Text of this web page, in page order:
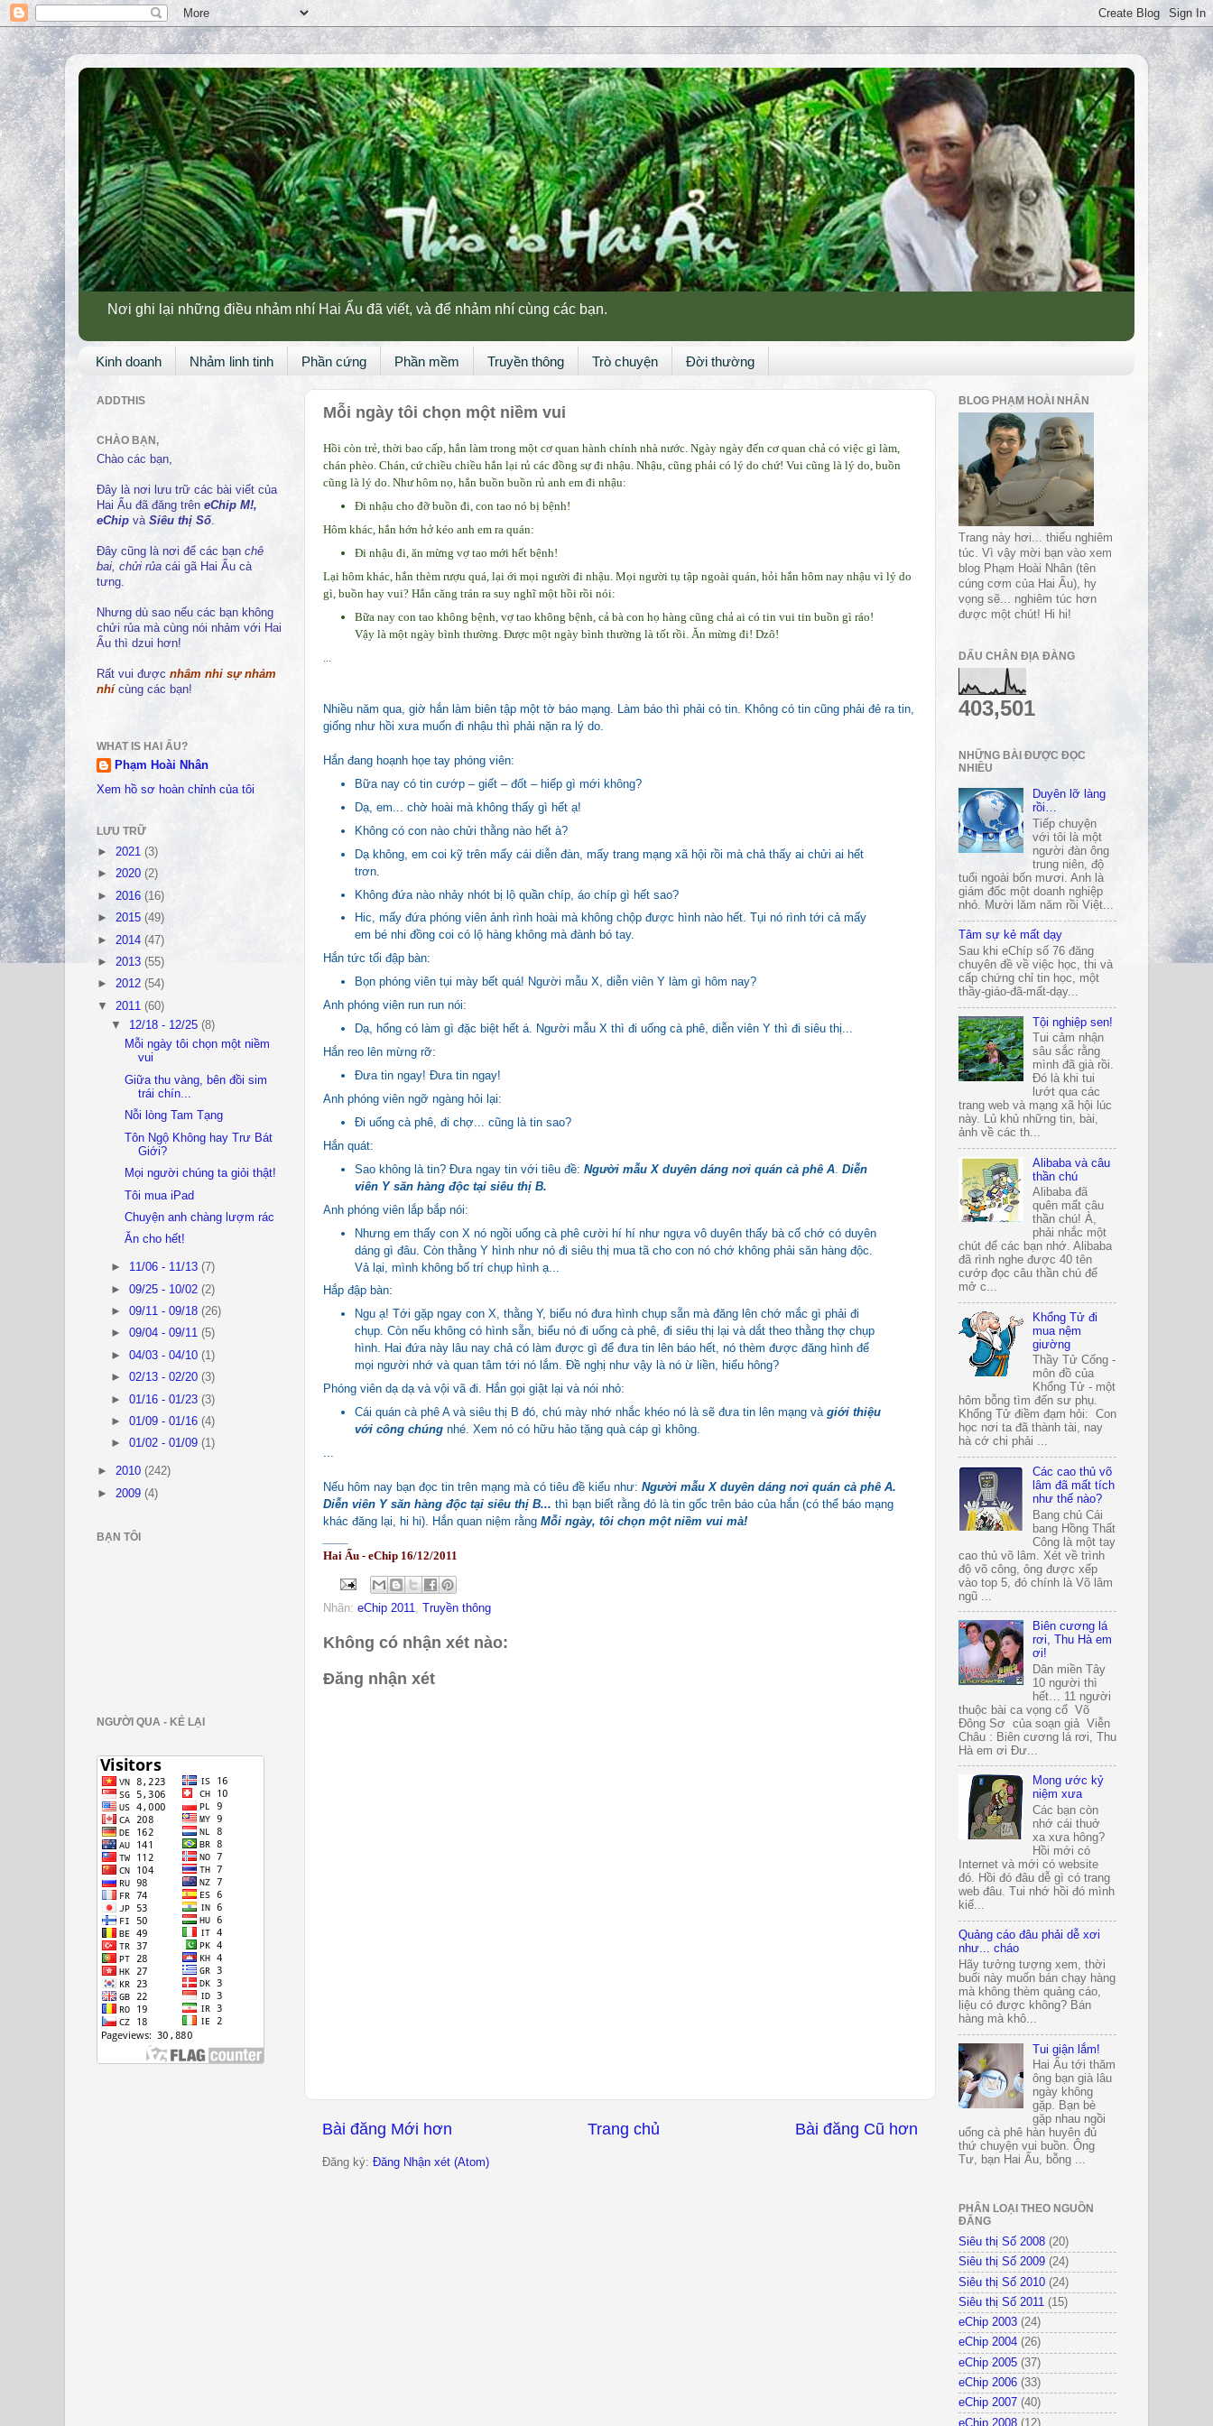
Nơi ghi lại những điều nhảm nhí Hai Ẩu đã viết, và để nhảm nhí cùng các bạn.
Kinh doanh Nhảm linh tinh Phần cứng Phần mềm Truyền thông Trò chuyện Đời thường
Mỗi ngày tôi chọn một niềm vui
Hồi còn trẻ, thời bao cấp, hắn làm trong một cơ quan hành chính nhà nước. Ngày ngày đến cơ quan chả có việc gì làm,
chán phèo. Chán, cứ chiều chiều hắn lại rủ các đồng sự đi nhậu. Nhậu, cũng phải có lý do chứ! Vui cũng là lý do, buồn
cũng là lý do. Như hôm nọ, hắn buồn buồn rủ anh em đi nhậu:
Đi nhậu cho đỡ buồn đi, con tao nó bị bệnh!
Hôm khác, hắn hớn hở kéo anh em ra quán:
Đi nhậu đi, ăn mừng vợ tao mới hết bệnh!
Lại hôm khác, hắn thèm rượu quá, lại ới mọi người đi nhậu. Mọi người tụ tập ngoài quán, hỏi hắn hôm nay nhậu vì lý do
gì, buồn hay vui? Hắn căng trán ra suy nghĩ một hồi rồi nói:
Bữa nay con tao không bệnh, vợ tao không bệnh, cả bà con họ hàng cũng chả ai có tin vui tin buồn gì ráo!
Vậy là một ngày bình thường. Được một ngày bình thường là tốt rồi. Ăn mừng đi! Dzô!
Nhiều năm qua, giờ hắn làm biên tập một tờ báo mạng. Làm báo thì phải có tin. Không có tin cũng phải đẻ ra tin,
giống như hồi xưa muốn đi nhậu thì phải nặn ra lý do.
Hắn đang hoạnh họe tay phóng viên:
Bữa nay có tin cướp – giết – đốt – hiếp gì mới không?
Dạ, em... chờ hoài mà không thấy gì hết ạ!
Không có con nào chửi thằng nào hết à?
Dạ không, em coi kỹ trên mấy cái diễn đàn, mấy trang mạng xã hội rồi mà chả thấy ai chửi ai hết
trơn.
Không đứa nào nhảy nhót bị lộ quần chíp, áo chíp gì hết sao?
Hic, mấy đứa phóng viên ảnh rình hoài mà không chộp được hình nào hết. Tụi nó rình tới cả mấy
em bé nhi đồng coi có lộ hàng không mà đành bó tay.
Hắn tức tối đập bàn:
Bọn phóng viên tụi mày bết quá! Người mẫu X, diễn viên Y làm gì hôm nay?
Anh phóng viên run run nói:
Dạ, hổng có làm gì đặc biệt hết á. Người mẫu X thì đi uống cà phê, diễn viên Y thì đi siêu thị...
Hắn reo lên mừng rỡ:
Đưa tin ngay! Đưa tin ngay!
Anh phóng viên ngỡ ngàng hỏi lại:
Đi uống cà phê, đi chợ... cũng là tin sao?
Hắn quát:
Sao không là tin? Đưa ngay tin với tiêu đề: Người mẫu X duyên dáng nơi quán cà phê A. Diễn
viên Y săn hàng độc tại siêu thị B.
Anh phóng viên lắp bắp nói:
Nhưng em thấy con X nó ngồi uống cà phê cười hí hí như ngựa vô duyên thấy bà cố chớ có duyên
dáng gì đâu. Còn thằng Y hình như nó đi siêu thị mua tã cho con nó chớ không phải săn hàng độc.
Vả lại, mình không bố trí chụp hình ạ...
Hắp đập bàn:
Ngu ạ! Tới gặp ngay con X, thằng Y, biểu nó đưa hình chụp sẵn mà đăng lên chớ mắc gì phải đi
chụp. Còn nếu không có hình sẵn, biểu nó đi uống cà phê, đi siêu thị lại và dắt theo thằng thợ chụp
hình. Hai đứa này lâu nay chả có làm được gì để đưa tin lên báo hết, nó thèm được đăng hình để
mọi người nhớ và quan tâm tới nó lắm. Đề nghị như vậy là nó ừ liền, hiểu hông?
Phóng viên dạ dạ và vội vã đi. Hắn gọi giật lại và nói nhỏ:
Cái quán cà phê A và siêu thị B đó, chú mày nhớ nhắc khéo nó là sẽ đưa tin lên mạng và giới thiệu
với công chúngnhé. Xem nó có hữu hảo tặng quà cáp gì không.
...
Nếu hôm nay bạn đọc tin trên mạng mà có tiêu đề kiểu như: Người mẫu X duyên dáng nơi quán cà phê A.
Diễn viên Y săn hàng độc tại siêu thị B... thì bạn biết rằng đó là tin gốc trên báo của hắn (có thể báo mạng
khác đăng lại, hi hi). Hắn quan niệm rằng Mỗi ngày, tôi chọn một niềm vui mà!
Hai Ẩu - eChip 16/12/2011
Nhãn: eChip 2011 Truyền thông
Không có nhận xét nào:
Đăng nhận xét
Bài đăng Mới hơn Bài đăng Cũ hơn
Trang chủ
Đăng ký: Đăng Nhận xét (Atom)
ADDTHIS
CHÀO BẠN,
Chào các bạn,
Đây là nơi lưu trữ các bài viết của
Hai Ẩu đã đăng trên eChip M!,
eChip và Siêu thị Số.
Đây cũng là nơi để các bạn chê
bai, chửi rủa cái gã Hai Ẩu cà
tưng.
Nhưng dù sao nếu các bạn không
chửi rủa mà cùng nói nhảm với Hai
Ẩu thì dzui hơn!
Rất vui được nhâm nhi sự nhảm
nhí cùng các bạn!
WHAT IS HAI ẨU?
Phạm Hoài Nhân
Xem hồ sơ hoàn chỉnh của tôi
LƯU TRỮ
► 2021 (3)
► 2020 (2)
► 2016 (16)
► 2015 (49)
► 2014 (47)
► 2013 (55)
► 2012 (54)
▼ 2011 (60)
▼ 12/18 - 12/25(8)
Mỗi ngày tôi chọn một niềm
vui
Giữa thu vàng, bên đồi sim
trái chín...
Nỗi lòng Tam Tạng
Tôn Ngộ Không hay Trư Bát
Giới?
Mọi người chúng ta giỏi thật!
Tôi mua iPad
Chuyện anh chàng lượm rác
Ăn cho hết!
► 11/06 - 11/13(7)
►09/25 - 10/02(2)
►09/11 - 09/18(26)
►09/04 - 09/11(5)
►04/03 - 04/10(1)
►02/13 - 02/20(3)
►01/16 - 01/23(3)
►01/09 - 01/16(4)
►01/02 - 01/09(1)
► 2010 (242)
► 2009 (4)
BẠN TÔI
NGƯỜI QUA - KẺ LẠI
BLOG PHẠM HOÀI NHÂN
Trang này hơi... thiếu nghiêm
túc. Vì vậy mời bạn vào xem
blog Phạm Hoài Nhân (tên
cúng cơm của Hai Ẩu), hy
vọng sẽ... nghiêm túc hơn
được một chút! Hi hi!
DẤU CHÂN ĐỊA ĐÀNG
403,501
NHỮNG BÀI ĐƯỢC ĐỌC
NHIỀU
Duyên lỡ làng
rồi…
Tiếp chuyện
với tôi là một
người đàn ông
trung niên, độ
tuổi ngoài bốn mươi. Anh là
giám đốc một doanh nghiệp
nhỏ. Mười lăm năm rồi Việt...
Tâm sự kẻ mất dạy
Sau khi eChíp số 76 đăng
chuyên đề về việc học, thi và
cấp chứng chỉ tin học, một
thầy-giáo-đã-mất-dạy...
Tội nghiệp sen!
Tui cảm nhận
sâu sắc rằng
mình đã già rồi.
Đó là khi tui
lướt qua các
trang web và mạng xã hội lúc
này. Lủ khủ những tin, bài,
ảnh về các th...
Alibaba và câu
thần chú
Alibaba đã
quên mất câu
thần chú! À,
phải nhắc một
chút để các bạn nhớ. Alibaba
đã rình nghe được 40 tên
cướp đọc câu thần chú để
mở c...
Khổng Tử đi
mua nệm
giường
Thầy Tử Cống -
môn đồ của
Khổng Tử - một
hôm bỗng tìm đến sư phụ.
Khổng Tử điềm đạm hỏi: Con
học nơi ta đã thành tài, nay
hà cớ chi phải ...
Các cao thủ võ
lâm đã mất tích
như thế nào?
Bang chủ Cái
bang Hồng Thất
Công là một tay
cao thủ võ lâm. Xét về trình
độ võ công, ông được xếp
vào top 5, đó chính là Võ lâm
ngũ ...
Biên cương lá
rơi, Thu Hà em
ơi!
Dân miền Tây
10 người thì
hết… 11 người
thuộc bài ca vọng cổ Võ
Đông Sơ của soạn giả Viễn
Châu : Biên cương lá rơi, Thu
Hà em ơi Đư...
Mong ước kỷ
niệm xưa
Các bạn còn
nhớ cái thuở
xa xưa hông?
Hồi mới có
Internet và mới có website
đó. Hồi đó đâu dễ gì có trang
web đâu. Tui nhớ hồi đó mình
kiế...
Quảng cáo đâu phải dễ xơi
như... cháo
Hãy tưởng tượng xem, thời
buổi này muốn bán chạy hàng
mà không thèm quảng cáo,
liệu có được không? Bán
hàng mà khô...
Tui giận lắm!
Hai Ẩu tới thăm
ông bạn già lâu
ngày không
gặp. Bạn bè
gặp nhau ngồi
uống cà phê hàn huyên đủ
thứ chuyện vui buồn. Ông
Tư, bạn Hai Ẩu, bỗng ...
PHÂN LOẠI THEO NGUỒN
ĐĂNG
Siêu thị Số 2008 (20)
Siêu thị Số 2009 (24)
Siêu thị Số 2010 (24)
Siêu thị Số 2011 (15)
eChip 2003 (24)
eChip 2004 (26)
eChip 2005 (37)
eChip 2006 (33)
eChip 2007 (40)
eChip 2008 (12)